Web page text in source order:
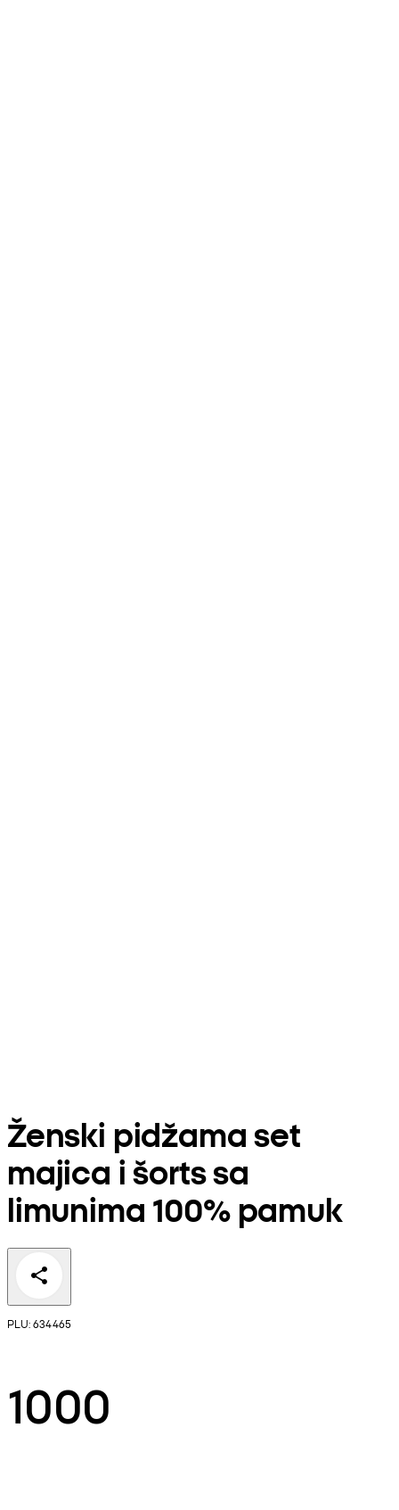
Ženski pidžama set
majica i šorts sa
limunima 100% pamuk
PLU: 634465
1000